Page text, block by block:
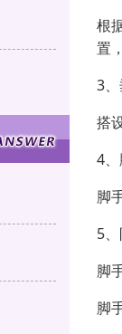
根
置
3
搭
4
脚
5
脚
脚